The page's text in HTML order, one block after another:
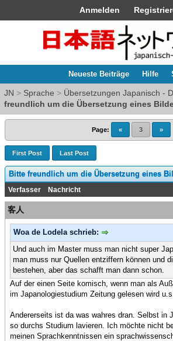
Anmelden
Neueste Beiträge Hilfe
JN > Sprache > Übersetzungen Japanisch -
freundlich um die Übersetzung eines
Page: « 3 »
First Post Last Post
Bitte freundlich um die Übersetzung eines
Verfasser Nachricht
客人
Woa de Lodela schrieb:
Und auch im Master muss man nicht super
man muss nur Quellen entziffern können und
bestehen, aber das schafft man dann schon.
Auf der einen Seite komisch, wenn man als
im Japanologiestudium Zeitung gelesen wird
Andererseits ist da was wahres dran. Selbst in
so durchs Studium lavieren. Ich möchte nicht
meinen Sprachkenntnissen ein